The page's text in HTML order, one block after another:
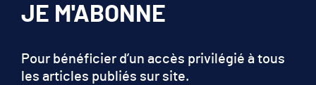
JE M'ABONNE
Pour bénéficier d’un accès privilégié à tous
les articles publiés sur site.